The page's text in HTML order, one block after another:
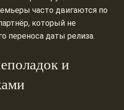
часто двигаются по
который не
переноса даты релиза.
и